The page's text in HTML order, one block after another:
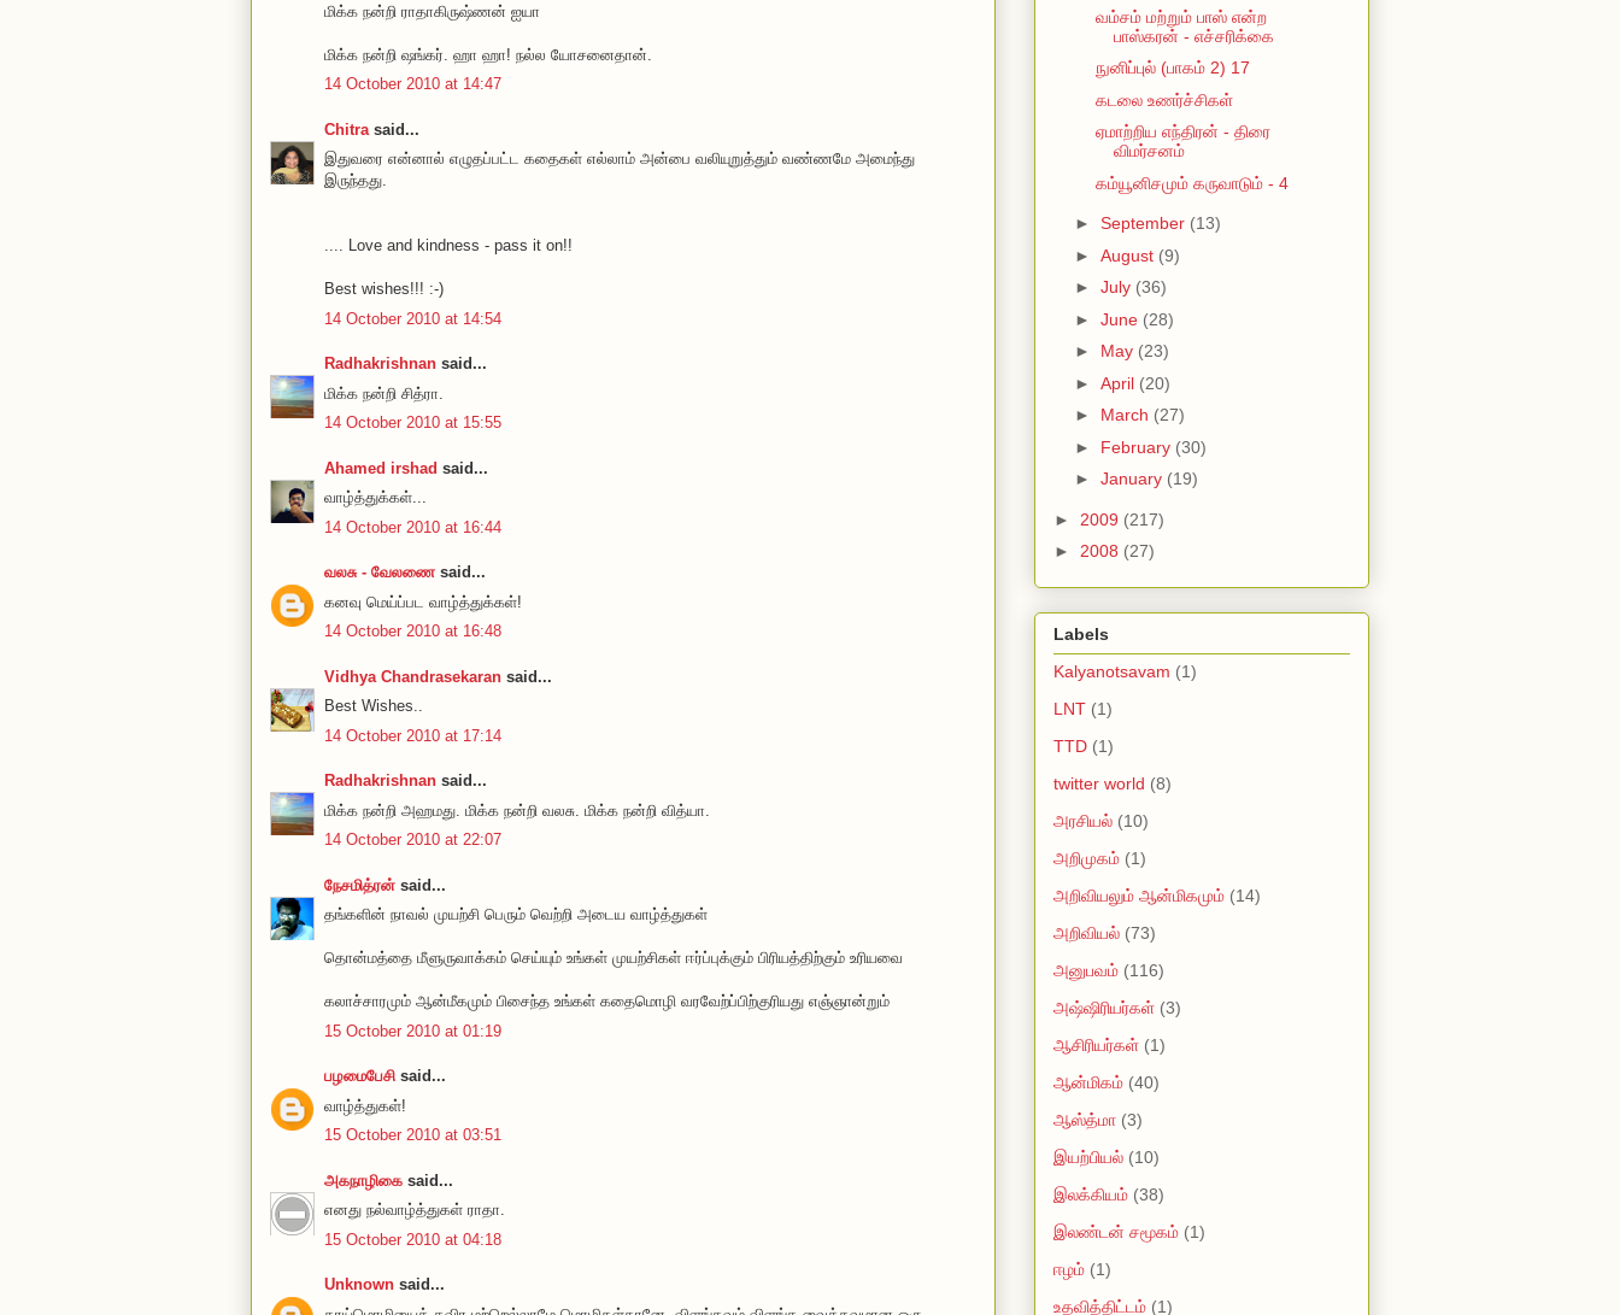
மிக்க நன்றி ராதாகிருஷ்ணன் ஐயா
மிக்க நன்றி ஷங்கர். ஹா ஹா! நல்ல யோசனைதான்.
14 October 2010 at 14:47
Chitra said...
இதுவரை என்னால் எழுதப்பட்ட கதைகள் எல்லாம் அன்பை வலியுறுத்தும் வண்ணமே அமைந்து
இருந்தது.
.... Love and kindness - pass it on!!
Best wishes!!! :-)
14 October 2010 at 14:54
Radhakrishnan said...
மிக்க நன்றி சித்ரா.
14 October 2010 at 15:55
Ahamed irshad said...
வாழ்த்துக்கள்...
14 October 2010 at 16:44
வலசு - வேலணைsaid...
கனவு மெய்ப்பட வாழ்த்துக்கள்!
14 October 2010 at 16:48
Vidhya Chandrasekaran said...
Best Wishes..
14 October 2010 at 17:14
Radhakrishnan said...
மிக்க நன்றி அஹமது. மிக்க நன்றி வலசு. மிக்க நன்றி வித்யா.
14 October 2010 at 22:07
நேசமித்ரன் said...
தங்களின் நாவல் முயற்சி பெரும் வெற்றி அடைய வாழ்த்துகள்
தொன்மத்தை மீளுருவாக்கம் செய்யும் உங்கள் முயற்சிகள் ஈர்ப்புக்கும் பிரியத்திற்கும் உரியவை
கலாச்சாரமும் ஆன்மீகமும் பிசைந்த உங்கள் கதைமொழி வரவேற்ப்பிற்குரியது எஞ்ஞான்றும்
15 October 2010 at 01:19
பழமைபேசி said...
வாழ்த்துகள்!
15 October 2010 at 03:51
அகநாழிகை said...
எனது நல்வாழ்த்துகள் ராதா.
15 October 2010 at 04:18
Unknown said...
வம்சம் மற்றும் பாஸ் என்ற
பாஸ்கரன் - எச்சரிக்கை
நுனிப்புல் (பாகம் 2) 17
கடலை உணர்ச்சிகள்
ஏமாற்றிய எந்திரன் - திரை
விமர்சனம்
கம்யூனிசமும் கருவாடும் - 4
► September (13)
► August (9)
► July (36)
► June (28)
► May (23)
► April (20)
► March (27)
► February (30)
► January (19)
► 2009 (217)
► 2008 (27)
Labels
Kalyanotsavam (1)
LNT (1)
TTD (1)
twitter world (8)
அரசியல் (10)
அறிமுகம் (1)
அறிவியலும் ஆன்மிகமும் (14)
அறிவியல் (73)
அனுபவம் (116)
அஷ்ஷிரியர்கள் (3)
ஆசிரியர்கள் (1)
ஆன்மிகம் (40)
ஆஸ்த்மா (3)
இயற்பியல் (10)
இலக்கியம் (38)
இலண்டன் சமூகம் (1)
ஈழம் (1)
உதவித்திட்டம் (1)